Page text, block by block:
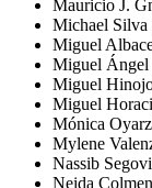
Mauricio J.
Michael Silva
Miguel
Miguel Ángel
Miguel
Miguel
Mónica
Mylene
Nassib
Neida